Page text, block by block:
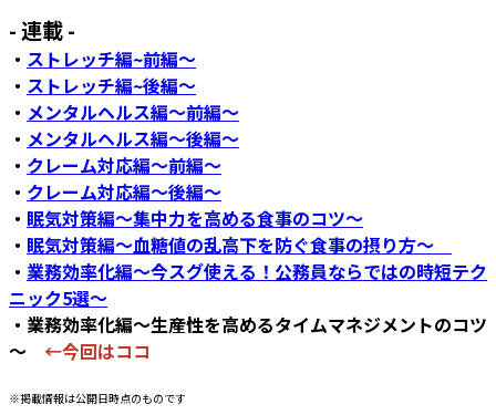
- 連載 -
・ ストレッチ編~前編～
・ ストレッチ編~後編～
・ メンタルヘルス編～前編～
・ メンタルヘルス編～後編～
・ クレーム対応編～前編～
・ クレーム対応編～後編～
・ 眠気対策編～集中力を高める食事のコツ～
・ 眠気対策編～血糖値の乱高下を防ぐ食事の摂り方～
・ 業務効率化編～今スグ使える！公務員ならではの時短テク
ニック5選～
・業務効率化編～生産性を高めるタイムマネジメントのコツ
～ ←今回はココ
※掲載情報は公開日時点のものです